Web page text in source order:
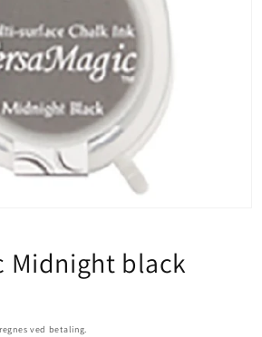
Midnight black
ved betaling.